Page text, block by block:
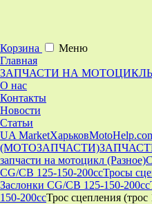
Корзина
Меню
Главная
ЗАПЧАСТИ НА
О нас
Контакты
Новости
Статьи
UA MarketХарьков
(МОТОЗАПЧАСТИ)
запчасти на мотоцикл (Разное)
CG/CB 125-150-200ccТросы
Заслонки CG/CB 125-150-200cc
150-200ccТрос сцепления